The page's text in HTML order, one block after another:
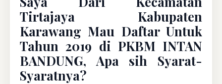
Tirtajaya Kabupaten
Karawang Mau Daftar Untuk
Tahun 2019 di PKBM INTAN
BANDUNG, Apa sih Syarat-
Syaratnya?